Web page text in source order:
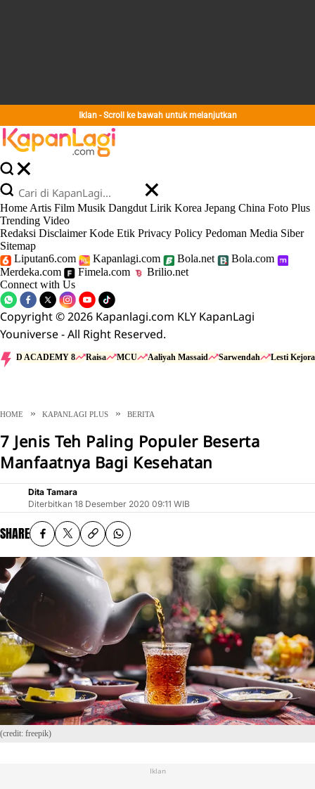
Iklan - Scroll ke bawah untuk melanjutkan
Home Artis Film Musik Dangdut Lirik Korea Jepang China Foto Plus
Trending Video
Redaksi Disclaimer Kode Etik Privacy Policy Pedoman Media Siber
Sitemap
Liputan6.com
Kapanlagi.com Bola.net
Bola.com
Merdeka.com
Fimela.com
Brilio.net
Connect with Us
Copyright © 2026 Kapanlagi.com KLY KapanLagi
Youniverse - All Right Reserved.
D ACADEMY 8 Raisa MCU Aaliyah Massaid Sarwendah Lesti Kejora
HOME KAPANLAGI PLUS BERITA
7 Jenis Teh Paling Populer Beserta
Manfaatnya Bagi Kesehatan
Dita Tamara
Diterbitkan 18 Desember 2020 09:11 WIB
SHARE
(credit: freepik)
Iklan